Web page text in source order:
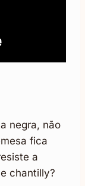
negra, não
fica
a
chantilly?